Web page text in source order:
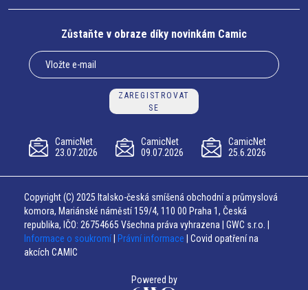
Zůstaňte v obraze díky novinkám Camic
ZAREGISTROVAT
SE
CamicNet
23.07.2026
CamicNet
09.07.2026
CamicNet
25.6.2026
Copyright (C) 2025 Italsko-česká smíšená obchodní a průmyslová
komora, Mariánské náměstí 159/4, 110 00 Praha 1, Česká
republika, IČO: 26754665 Všechna práva vyhrazena | GWC s.r.o. |
Informace o soukromí
Právní informace | Covid opatření na
akcích CAMIC
Powered by